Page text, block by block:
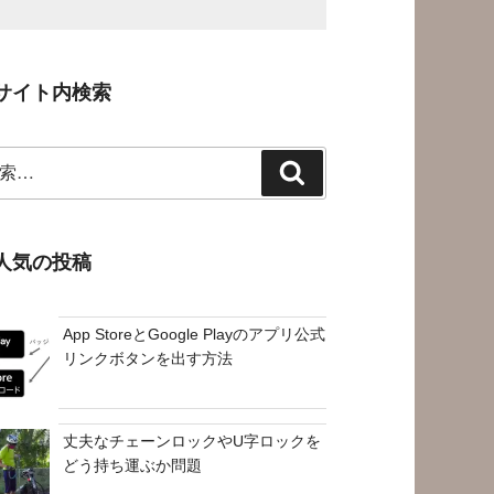
イト内検索
索
気の投稿
App StoreとGoogle Playのアプリ公式
リンクボタンを出す方法
丈夫なチェーンロックやU字ロックを
どう持ち運ぶか問題